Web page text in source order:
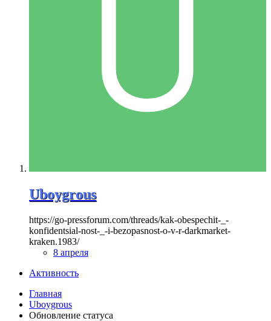
Uboygrous
https://go-pressforum.com/threads/kak-obespechit-_-
konfidentsial-nost-_-i-bezopasnost-o-v-r-darkmarket-
kraken.1983/
8 апреля
Активность
Главная
Uboygrous
Обновление статуса